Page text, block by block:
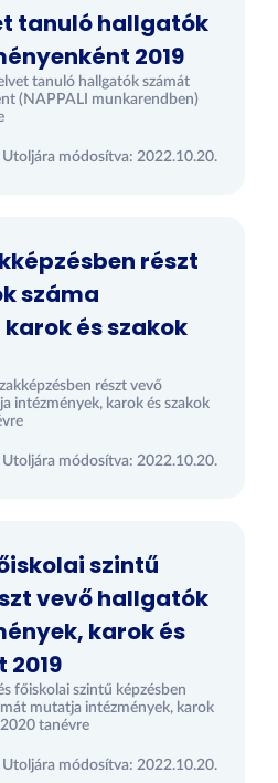
tanuló hallgatók
2019
tanuló hallgatók számát
(NAPPALI munkarendben)
Utoljára módosítva: 2022.10.20.
részt
száma
és szakok
részt vevő
intézmények, karok és szakok
Utoljára módosítva: 2022.10.20.
szintű
vevő hallgatók
karok és
2019
főiskolai szintű képzésben
mutatja intézmények, karok
tanévre
Utoljára módosítva: 2022.10.20.